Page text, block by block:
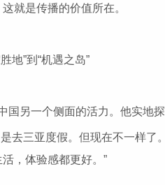
就是传播的价值所在。
到“机遇之岛”
一个侧面的活力。他实地探
三亚度假。但现在不一样了
，体验感都更好。”